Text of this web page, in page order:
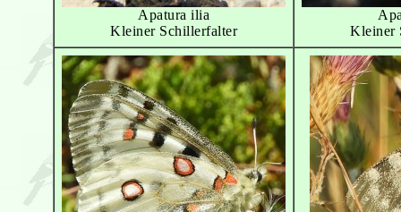
Apatura ilia
Kleiner Schillerfalter
Kleiner